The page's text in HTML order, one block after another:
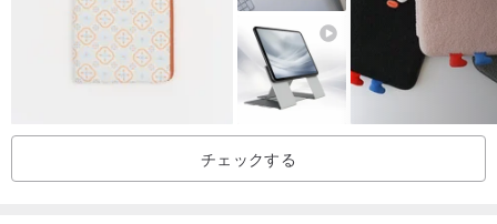
チェックする